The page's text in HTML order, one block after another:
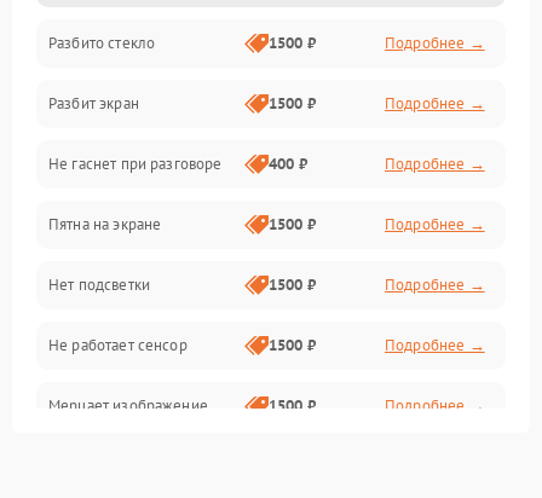
Камеры
Проблемы с дисплеем и сенсором
Зарядка
Проблемы с питанием, зарядкой и аккумулятором
Проблемы с работой системы, корпусом и другие
Разбито стекло 1500 ₽ Подробнее →
Разбит экран 1500 ₽ Подробнее →
Не гаснет при разговоре 400 ₽ Подробнее →
Пятна на экране 1500 ₽ Подробнее →
Нет подсветки 1500 ₽ Подробнее →
Не работает сенсор 1500 ₽ Подробнее →
Мерцает изображение 1500 ₽ Подробнее →